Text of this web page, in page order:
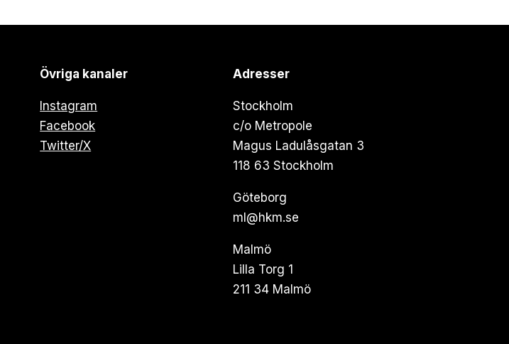
Övriga kanaler
Instagram
Facebook
Twitter/X
Adresser
Stockholm
c/o Metropole
Magus Ladulåsgatan 3
118 63 Stockholm
Göteborg
ml@hkm.se
Malmö
Lilla Torg 1
211 34 Malmö